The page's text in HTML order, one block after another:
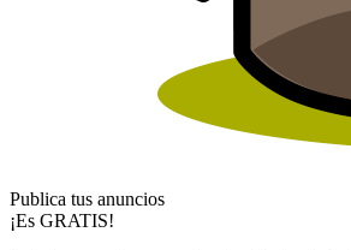
Publica tus anuncios
¡Es GRATIS!